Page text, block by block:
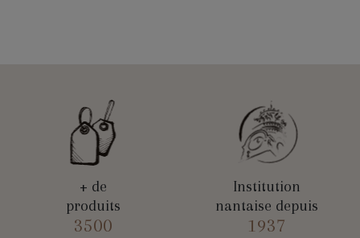
+ de
produits
3500
Institution
nantaise depuis
1937